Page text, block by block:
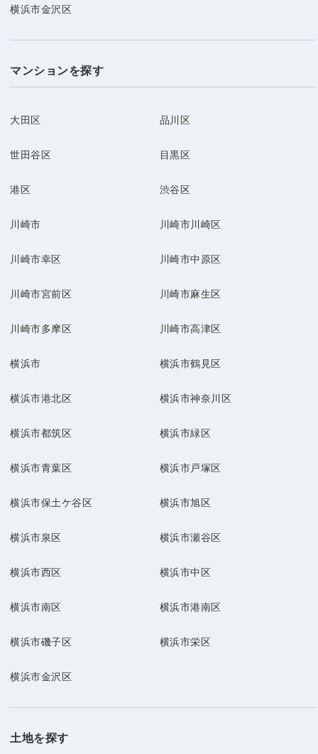
横浜市金沢区
マンションを探す
大田区 品川区
世田谷区 目黒区
港区 渋谷区
川崎市 川崎市川崎区
川崎市幸区 川崎市中原区
川崎市宮前区 川崎市麻生区
川崎市多摩区 川崎市高津区
横浜市 横浜市鶴見区
横浜市港北区 横浜市神奈川区
横浜市都筑区 横浜市緑区
横浜市青葉区 横浜市戸塚区
横浜市保土ケ谷区 横浜市旭区
横浜市泉区 横浜市瀬谷区
横浜市西区 横浜市中区
横浜市南区 横浜市港南区
横浜市磯子区 横浜市栄区
横浜市金沢区
土地を探す